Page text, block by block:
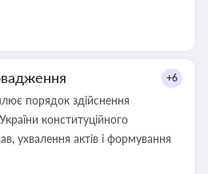
+6
порядок здійснення
конституційного
ухвалення актів і формування